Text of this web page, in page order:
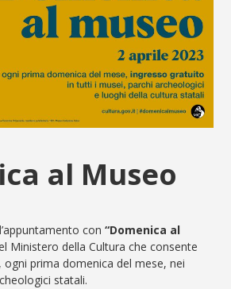
al Museo
con“Domenica al
Ministero della Cultura che consente
, ogni prima domenica del mese, nei
statali.